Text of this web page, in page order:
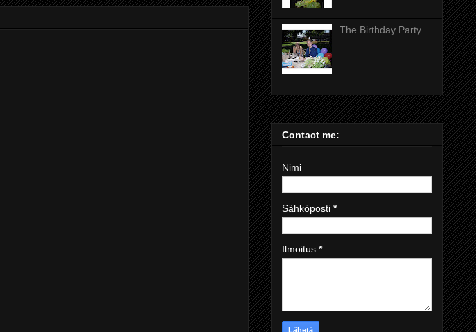
The Birthday Party
Contact me:
Nimi
Sähköposti *
Ilmoitus *